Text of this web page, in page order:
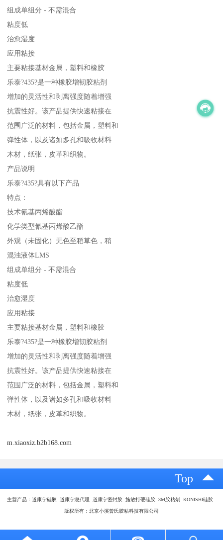
组成单组分 - 不需混合
粘度低
治愈湿度
应用粘接
主要粘接基材金属，塑料和橡胶
乐泰?435?是一种橡胶增韧胶粘剂
增加的灵活性和剥离强度随着增强
抗震性好。该产品提供快速粘接在
范围广泛的材料，包括金属，塑料和
弹性体，以及诸如多孔和吸收材料
木材，纸张，皮革和织物。
产品说明
乐泰?435?具有以下产品
特点：
技术氰基丙烯酸酯
化学类型氰基丙烯酸乙酯
外观（未固化）无色至稻草色，稍
混浊液体LMS
组成单组分 - 不需混合
粘度低
治愈湿度
应用粘接
主要粘接基材金属，塑料和橡胶
乐泰?435?是一种橡胶增韧胶粘剂
增加的灵活性和剥离强度随着增强
抗震性好。该产品提供快速粘接在
范围广泛的材料，包括金属，塑料和
弹性体，以及诸如多孔和吸收材料
木材，纸张，皮革和织物。
m.xiaoxiz.b2b168.com
Top
主营产品：道康宁硅胶 道康宁总代理 道康宁密封胶 施敏打硬硅胶 3M胶粘剂 KONISHI硅胶
版权所有：北京小溪曾氏胶粘科技有限公司